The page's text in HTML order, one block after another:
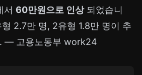
서 60만원으로 인상되었습니
2.7만 명, 2유형 1.8만 명이 추
. — 고용노동부 work24